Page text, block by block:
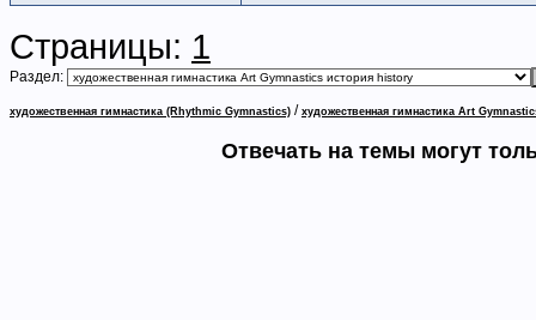
Страницы: 1
Раздел:
художественная гимнастика (Rhythmic Gymnastics) / художественная гимнастика Art
Отвечать на темы могут